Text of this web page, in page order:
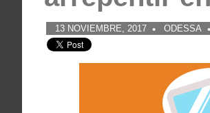
13 NOVIEMBRE, 2017 ODESSA